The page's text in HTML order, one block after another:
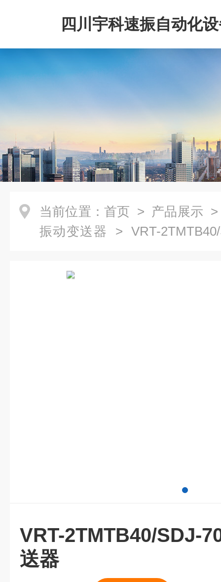
四川宇科速振自动化
公司
当前位置： 首页 > 产品展示
振动变送器 > VRT-
VRT-2TMTB40/SDJ-
送器